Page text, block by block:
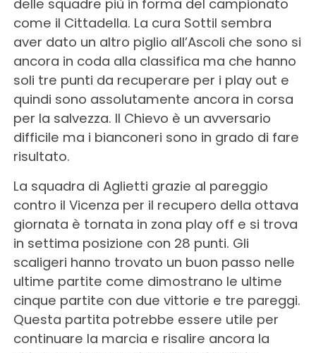
delle squadre più in forma del campionato
come il Cittadella. La cura Sottil sembra
aver dato un altro piglio all’Ascoli che sono si
ancora in coda alla classifica ma che hanno
soli tre punti da recuperare per i play out e
quindi sono assolutamente ancora in corsa
per la salvezza. Il Chievo è un avversario
difficile ma i bianconeri sono in grado di fare
risultato.
La squadra di Aglietti grazie al pareggio
contro il Vicenza per il recupero della ottava
giornata è tornata in zona play off e si trova
in settima posizione con 28 punti. Gli
scaligeri hanno trovato un buon passo nelle
ultime partite come dimostrano le ultime
cinque partite con due vittorie e tre pareggi.
Questa partita potrebbe essere utile per
continuare la marcia e risalire ancora la